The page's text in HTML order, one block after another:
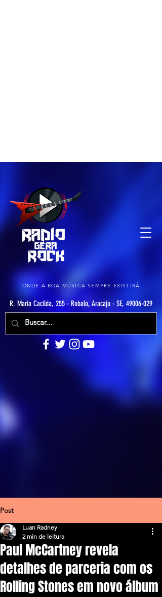
ONDE A BOA MÚSICA SEMPRE EXISTIRÁ
R. Maria Cacilda, 255 - Robalo, Aracaju - SE, 49006-029
Post
Paul McCartney revela
detalhes de parceria com os
Rolling Stones em novo álbum
Luan Radney
2 min de leitura